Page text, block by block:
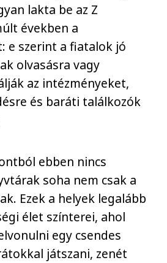
lakta be az Z
években a
e szerint a fiatalok jó
olvasásra vagy
az intézményeket,
és baráti találkozók
ebben nincs
soha nem csak a
Ezek a helyek legalább
élet színterei, ahol
egy csendes
játszani, zenét